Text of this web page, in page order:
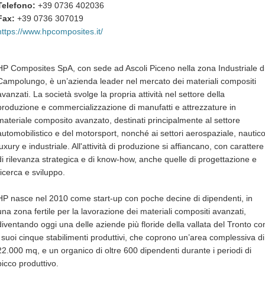
+39 0736 402036
+39 0736 307019
www.hpcomposites.it/
Composites SpA, con sede ad Ascoli Piceno nella zona Industriale
è un’azienda leader nel mercato dei materiali compositi
La società svolge la propria attività nel settore della
e commercializzazione di manufatti e attrezzature in
composito avanzato, destinati principalmente al settore
e del motorsport, nonché ai settori aerospaziale,
e industriale. All'attività di produzione si affiancano, con carattere
rilevanza strategica e di know-how, anche quelle di progettazione e
e sviluppo.
nasce nel 2010 come start-up con poche decine di dipendenti, in
zona fertile per la lavorazione dei materiali compositi avanzati,
oggi una delle aziende più floride della vallata del Tronto
cinque stabilimenti produttivi, che coprono un’area complessiva di
mq, e un organico di oltre 600 dipendenti durante i periodi di
produttivo.